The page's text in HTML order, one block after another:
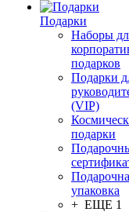
Подарки
Наборы
подарков
Подарки
(VIP)
подарки
упаковка
+ ЕЩЕ 1